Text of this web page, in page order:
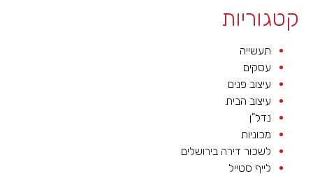
קטגוריות
תעשייה
עסקים
עיצוב פנים
עיצוב הבית
נדל"ן
מכוניות
לשכור דירה בירושלים
לייף סטייל